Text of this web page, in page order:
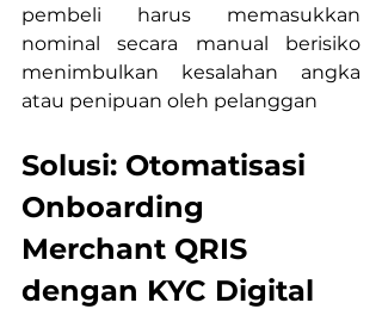
pembeli harus memasukkan
nominal secara manual berisiko
menimbulkan kesalahan angka
atau penipuan oleh pelanggan
Solusi: Otomatisasi
Onboarding
Merchant QRIS
dengan KYC Digital